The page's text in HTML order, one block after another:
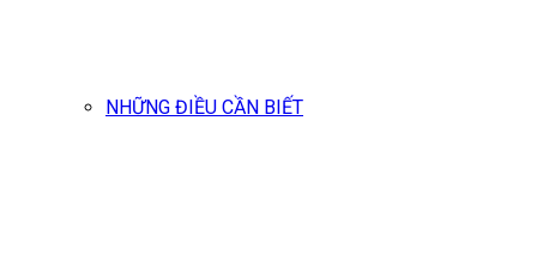
NHỮNG ĐIỀU CẦN BIẾT